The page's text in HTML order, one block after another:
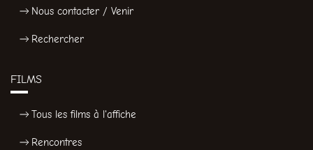
Nous contacter / Venir
Rechercher
FILMS
Tous les films à l'affiche
Rencontres